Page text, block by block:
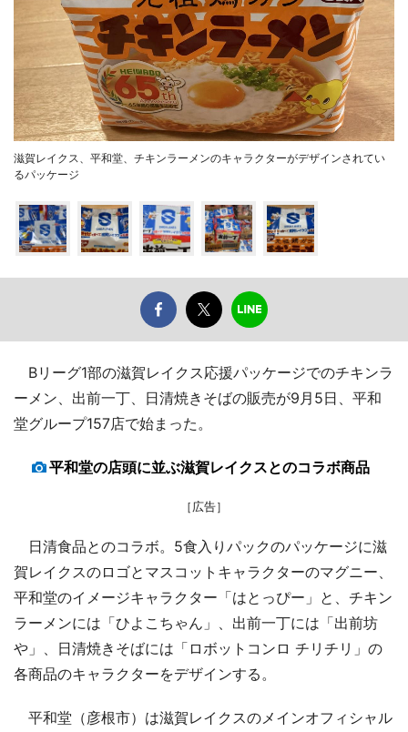
滋賀レイクス、平和堂、チキンラーメンのキャラクターがデザインされてい
るパッケージ
Bリーグ1部の滋賀レイクス応援パッケージでのチキンラ
ーメン、出前一丁、日清焼きそばの販売が9月5日、平和
堂グループ157店で始まった。
平和堂の店頭に並ぶ滋賀レイクスとのコラボ商品
［広告］
日清食品とのコラボ。5食入りパックのパッケージに滋
賀レイクスのロゴとマスコットキャラクターのマグニー、
平和堂のイメージキャラクター「はとっぴー」と、チキン
ラーメンには「ひよこちゃん」、出前一丁には「出前坊
や」、日清焼きそばには「ロボットコンロ チリチリ」の
各商品のキャラクターをデザインする。
平和堂（彦根市）は滋賀レイクスのメインオフィシャル